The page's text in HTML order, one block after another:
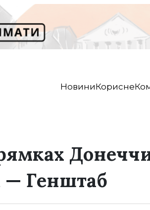
НовиниКорисне
— Генштаб